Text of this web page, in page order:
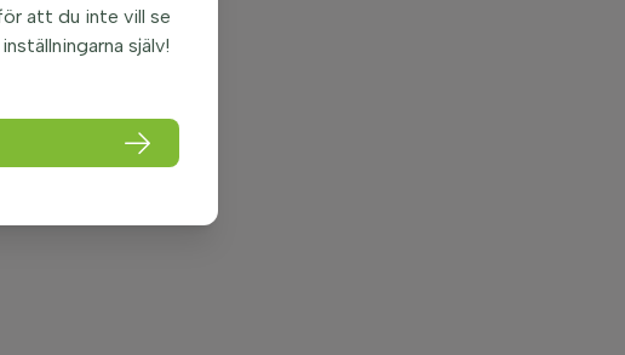
att du inte vill se
själv!